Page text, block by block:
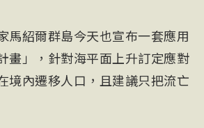
馬紹爾群島今天也宣布一套應用
畫」，針對海平面上升訂定應對
境內遷移人口，且建議只把流亡